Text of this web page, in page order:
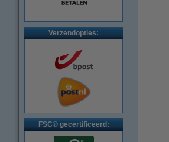
Verzendopties:
FSC® gecertificeerd: